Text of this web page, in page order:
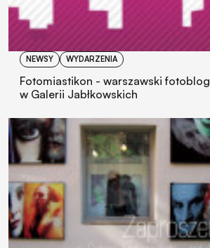
NEWSY WYDARZENIA
Fotomiastikon - warszawski fotoblog
w Galerii Jabłkowskich